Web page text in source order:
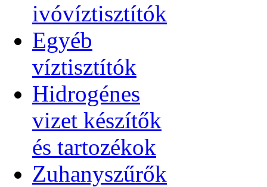
ivóvíztisztítók
Egyéb
víztisztítók
Hidrogénes
vizet készítők
és tartozékok
Zuhanyszűrők